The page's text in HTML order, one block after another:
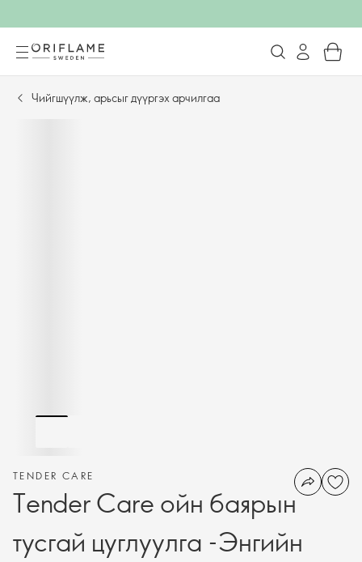
Чийгшүүлж, арьсыг дүүргэх арчилгаа
TENDER CARE
Tender Care ойн баярын
тусгай цуглуулга -Энгийн